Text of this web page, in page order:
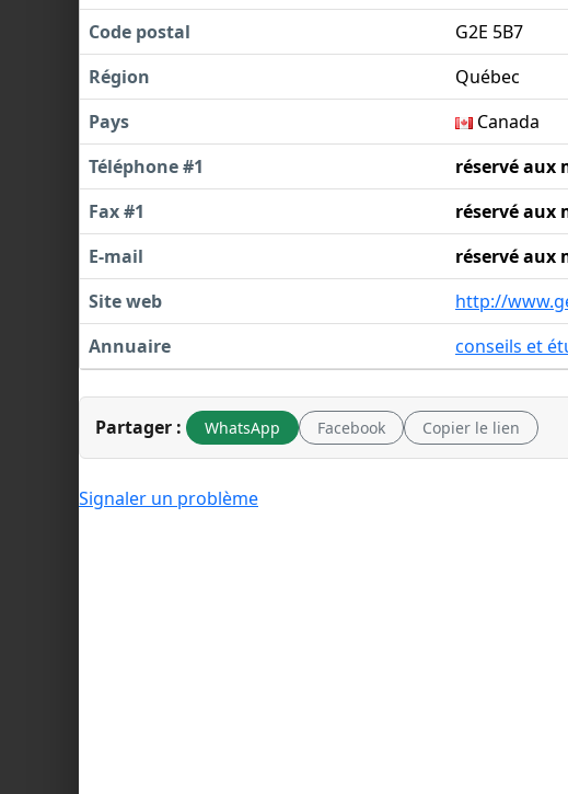
Code postal
G2E 5B7
Région
Québec
Pays
Canada
Téléphone #1
réservé aux
Fax #1
réservé aux
E-mail
réservé aux
Site web
http://
Annuaire
conseils et
Partager : WhatsApp Facebook Copier le lien
Signaler un problème